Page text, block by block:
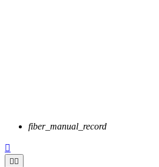
fiber_manual_record

 